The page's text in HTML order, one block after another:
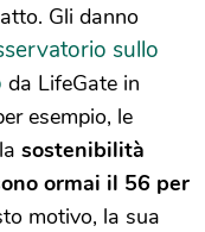
Gli danno
sullo
da LifeGate in
esempio, le
sostenibilità
ormai il 56 per
motivo, la sua